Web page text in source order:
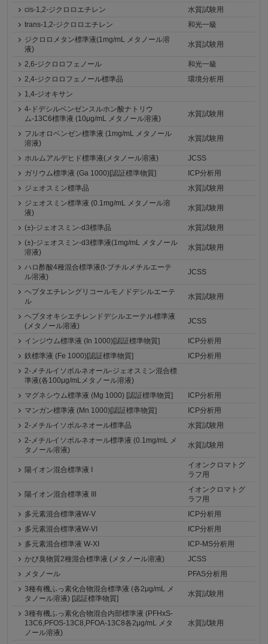
cis-1,2-ジクロロエチレン
水質試験用
trans-1,2-ジクロロエチレン
和光一級
ジクロロメタン標準液(1mg/mL メタノール溶
液)
水質試験用
2,6-ジクロロフェノール
和光一級
2,4-ジクロロフェノール標準品
環境分析用
1,4-ジオキサン
4-ドデシルベンゼンスルホン酸ナトリウ
ム-13C6標準液 (10μg/mL メタノール溶液)
水質試験用
フルオロベンゼン標準液 (1mg/mL メタノール
溶液)
水質試験用
ホルムアルデヒド標準液(メタノール溶液)
JCSS
ガリウム標準液 (Ga 1000)[認証標準物質]
ICP分析用
ジェオスミン標準品
水質試験用
ジェオスミン標準液 (0.1mg/mL メタノール溶
液)
水質試験用
(±)-ジェオスミン-d3標準品
水質試験用
(±)-ジェオスミン-d3標準液(1mg/mL メタノール
溶液)
水質試験用
ハロ酢酸4種混合標準液(t-ブチルメチルエーテ
ル溶液)
JCSS
ヘプタエチレングリコールモノドデシルエーテ
ル
水質試験用
ヘプタオキシエチレンドデシルエーテル標準液
(メタノール溶液)
JCSS
インジウム標準液 (In 1000)[認証標準物質]
ICP分析用
鉄標準液 (Fe 1000)[認証標準物質]
ICP分析用
2-メチルイソボルネオール-ジェオスミン混合標
準液(各100μg/mLメタノール溶液)
マグネシウム標準液 (Mg 1000) [認証標準物質]
ICP分析用
マンガン標準液 (Mn 1000)[認証標準物質]
ICP分析用
2-メチルイソボルネオール標準品
水質試験用
2-メチルイソボルネオール標準液 (0.1mg/mL メ
タノール溶液)
水質試験用
陽イオン混合標準液 I
イオンクロマトグ
ラフ用
陽イオン混合標準液 III
イオンクロマトグ
ラフ用
多元素混合標準液W-V
ICP分析用
多元素混合標準液W-VI
ICP分析用
多元素混合標準液 W-XI
ICP-MS分析用
かび臭物質2種混合標準液 (メタノール溶液)
JCSS
メタノール
PFAS分析用
3種有機ふっ素化合物混合標準液 (各2μg/mL メ
タノール溶液) [認証標準物質]
水質試験用
3種有機ふっ素化合物混合内部標準液 (PFHxS-
13C6,PFOS-13C8,PFOA-13C8各2μg/mL メタ
ノール溶液)
水質試験用